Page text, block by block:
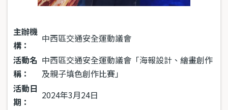
主辦機
構：
中西區交通安全運動議會
活動名
稱：
中西區交通安全運動議會「海報設計、繪畫創作
及親子填色創作比賽」
活動日
期：
2024年3月24日